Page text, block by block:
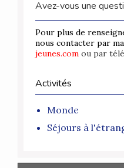
Avez-vous une
Pour plus de
nous contacter par
jeunes.com ou par
Activités
Monde
Séjours à